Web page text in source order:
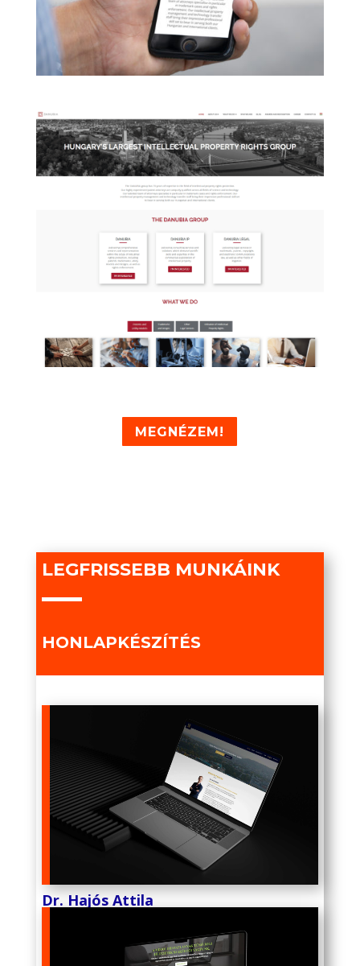
MEGNÉZEM!
LEGFRISSEBB MUNKÁINK
HONLAPKÉSZÍTÉS
Dr. Hajós Attila